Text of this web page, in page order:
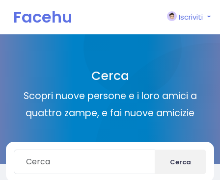
Facehu
Iscriviti
Cerca
Scopri nuove persone e i loro amici a
quattro zampe, e fai nuove amicizie
Cerca